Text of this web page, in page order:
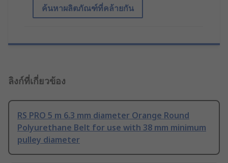
ค้นหาผลิตภัณฑ์ที่คล้ายกัน
ลิงก์ที่เกี่ยวข้อง
RS PRO 5 m 6.3 mm diameter Orange Round
Polyurethane Belt for use with 38 mm minimum
pulley diameter